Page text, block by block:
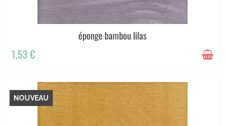
éponge bambou lilas
1,53 €
NOUVEAU